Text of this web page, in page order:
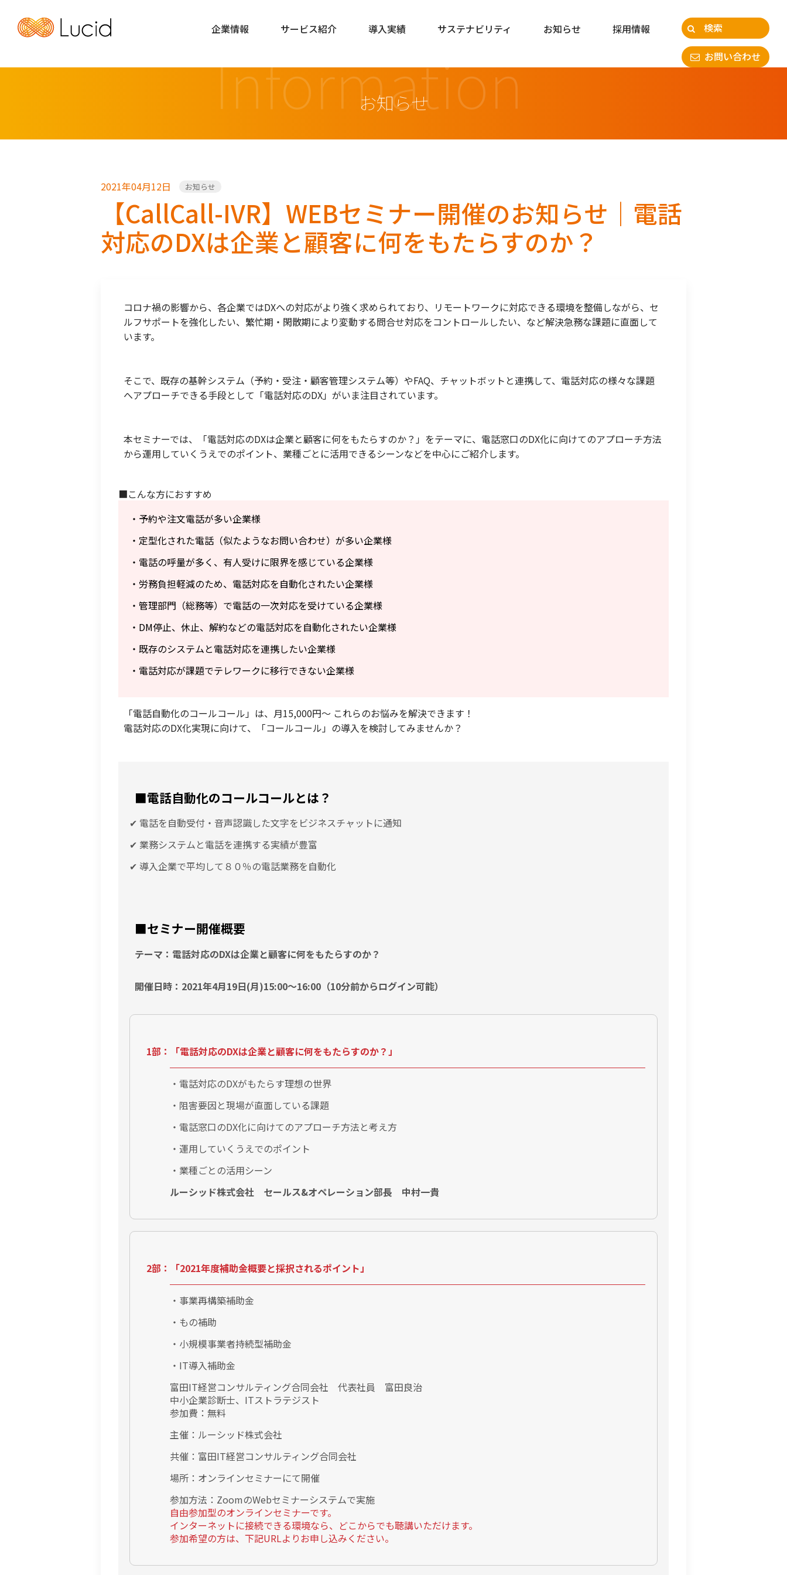
企業情報 サービス紹介 導入実績 サステナビリティ お知らせ
採用情報
お問い合わせ
Information
お知らせ
2021年04月12日 お知らせ
【CallCall-IVR】WEBセミナー開催のお知らせ｜電話
対応のDXは企業と顧客に何をもたらすのか？
コロナ禍の影響から、各企業ではDXへの対応がより強く求められており、リモートワークに対応できる環境を整備しながら、セ
ルフサポートを強化したい、繁忙期・閑散期により変動する問合せ対応をコントロールしたい、など解決急務な課題に直面して
います。
そこで、既存の基幹システム（予約・受注・顧客管理システム等）やFAQ、チャットボットと連携して、電話対応の様々な課題
へアプローチできる手段として「電話対応のDX」がいま注目されています。
本セミナーでは、「電話対応のDXは企業と顧客に何をもたらすのか？」をテーマに、電話窓口のDX化に向けてのアプローチ方法
から運用していくうえでのポイント、業種ごとに活用できるシーンなどを中心にご紹介します。
■こんな方におすすめ
・予約や注文電話が多い企業様
・定型化された電話（似たようなお問い合わせ）が多い企業様
・電話の呼量が多く、有人受けに限界を感じている企業様
・労務負担軽減のため、電話対応を自動化されたい企業様
・管理部門（総務等）で電話の一次対応を受けている企業様
・DM停止、休止、解約などの電話対応を自動化されたい企業様
・既存のシステムと電話対応を連携したい企業様
・電話対応が課題でテレワークに移行できない企業様
「電話自動化のコールコール」は、月15,000円～ これらのお悩みを解決できます！
電話対応のDX化実現に向けて、「コールコール」の導入を検討してみませんか？
■電話自動化のコールコールとは？
✔ 電話を自動受付・音声認識した文字をビジネスチャットに通知
✔ 業務システムと電話を連携する実績が豊富
✔ 導入企業で平均して８０％の電話業務を自動化
■セミナー開催概要
テーマ：電話対応のDXは企業と顧客に何をもたらすのか？
開催日時：2021年4月19日(月)15:00～16:00（10分前からログイン可能）
1部：「電話対応のDXは企業と顧客に何をもたらすのか？」
・電話対応のDXがもたらす理想の世界
・阻害要因と現場が直面している課題
・電話窓口のDX化に向けてのアプローチ方法と考え方
・運用していくうえでのポイント
・業種ごとの活用シーン
ルーシッド株式会社 セールス&オペレーション部長 中村一貴
2部：「2021年度補助金概要と採択されるポイント」
・事業再構築補助金
・もの補助
・小規模事業者持続型補助金
・IT導入補助金
富田IT経営コンサルティング合同会社 代表社員 富田良治
中小企業診断士、ITストラテジスト
参加費：無料
主催：ルーシッド株式会社
共催：富田IT経営コンサルティング合同会社
場所：オンラインセミナーにて開催
参加方法：ZoomのWebセミナーシステムで実施
自由参加型のオンラインセミナーです。
インターネットに接続できる環境なら、どこからでも聴講いただけます。
参加希望の方は、下記URLよりお申し込みください。